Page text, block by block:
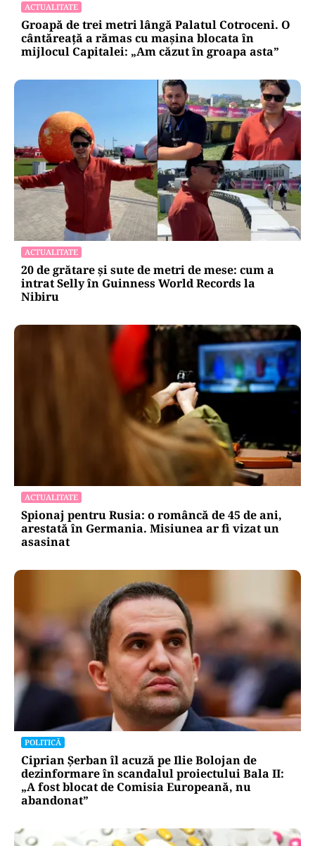
ACTUALITATE
Groapă de trei metri lângă Palatul Cotroceni. O
cântăreață a rămas cu mașina blocata în
mijlocul Capitalei: „Am căzut în groapa asta”
ACTUALITATE
20 de grătare și sute de metri de mese: cum a
intrat Selly în Guinness World Records la
Nibiru
ACTUALITATE
Spionaj pentru Rusia: o româncă de 45 de ani,
arestată în Germania. Misiunea ar fi vizat un
asasinat
POLITICĂ
Ciprian Șerban îl acuză pe Ilie Bolojan de
dezinformare în scandalul proiectului Bala II:
„A fost blocat de Comisia Europeană, nu
abandonat”